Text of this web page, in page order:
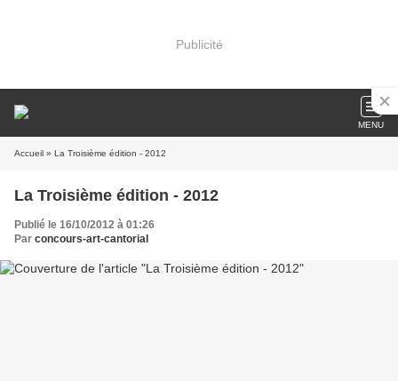
Publicité
MENU
Accueil » La Troisième édition - 2012
La Troisième édition - 2012
Publié le 16/10/2012 à 01:26
Par concours-art-cantorial